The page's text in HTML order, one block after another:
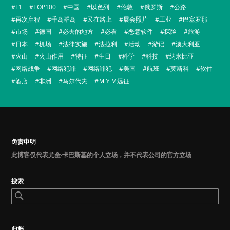
F1 TOP100 中国 以色列 伦敦 俄罗斯
公路
再次启程
千岛群岛 又在路上 展会照片 工业
巴塞罗那
市场
德国 必去的地方 必看 恶意软件 探险
旅游
日本
机场 法律实施 法拉利 活动 游记
澳大利亚
火山
火山作用 特征 生日 科学 科技
纳米比亚
网络战争
网络犯罪 网络罪犯 美国 航班 莫斯科
软件
酒店
非洲 马尔代夫 ＭＹＭ远征
免责申明
此博客仅代表尤金·卡巴斯基的个人立场，并不代表公司的官方立场
搜索